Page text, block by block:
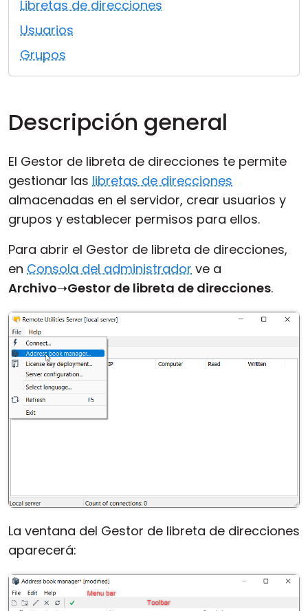
Libretas de direcciones
Usuarios
Grupos
Descripción general
El Gestor de libreta de direcciones te permite
gestionar las libretas de direcciones
almacenadas en el servidor, crear usuarios y
grupos y establecer permisos para ellos.
Para abrir el Gestor de libreta de direcciones,
en Consola del administrador ve a
Archivo➝Gestor de libreta de direcciones.
La ventana del Gestor de libreta de direcciones
aparecerá: